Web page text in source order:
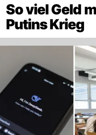
So viel Geld
Putins Krieg